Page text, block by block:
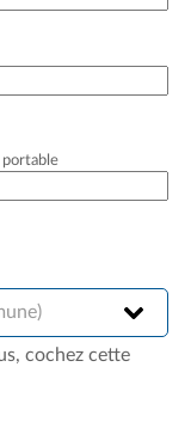
portable
cochez cette